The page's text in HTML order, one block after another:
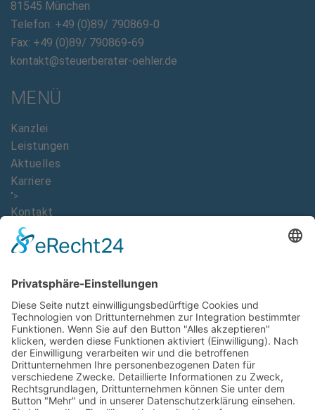
81545 München
Telefon: +49 (0)89/ 790869-0
Fax: +49 (0)89/ 790869-69
kontakt@steuerberater-oehler.de
MENÜ
Kanzlei
Leistungen
Aktuelles
Karriere
">
Kontakt
DOWNLOADS
Imagebroschüre Dr. Ralph Oehler
AAB Allgemeine Auftragsbedingungen
AKTUELLE STELLENANGEBOTE